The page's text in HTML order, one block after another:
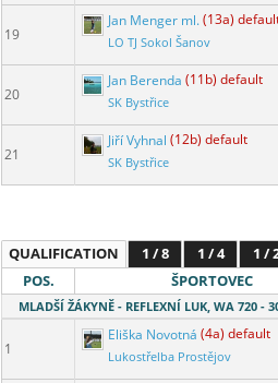
19
Jan Menger ml.(13a)
LO TJ Sokol Šanov
20
Jan Berenda (11b) default
SK Bystřice
21
Jiří Vyhnal (12b) default
SK Bystřice
QUALIFICATION 1 / 8 1 / 4 1 /
POS.
ŠPORTOVEC
MLADŠÍ ŽÁKYNĚ - REFLEXNÍ LUK, WA 720 -
1
Eliška Novotná (4a) default
Lukostřelba Prostějov